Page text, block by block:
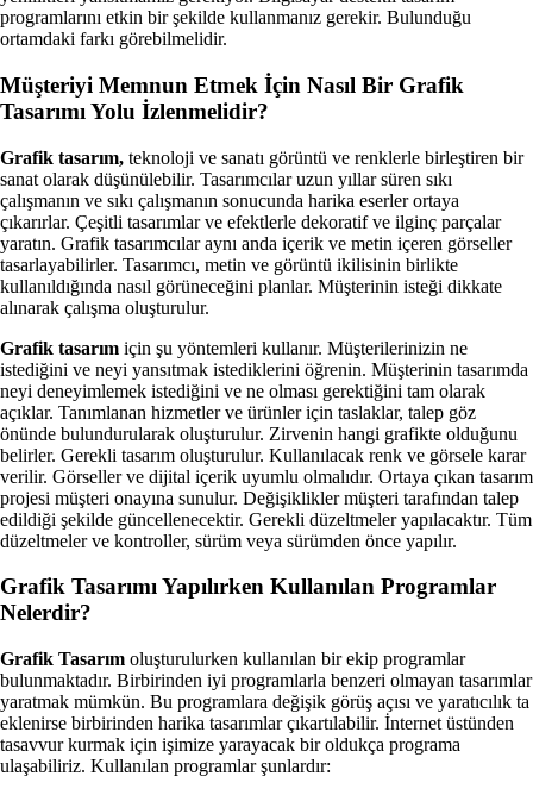
programlarını etkin bir şekilde kullanmanız gerekir. Bulunduğu
ortamdaki farkı görebilmelidir.
Müşteriyi Memnun Etmek İçin Nasıl Bir Grafik
Tasarımı Yolu İzlenmelidir?
Grafik tasarım, teknoloji ve sanatı görüntü ve renklerle birleştiren bir
sanat olarak düşünülebilir. Tasarımcılar uzun yıllar süren sıkı
çalışmanın ve sıkı çalışmanın sonucunda harika eserler ortaya
çıkarırlar. Çeşitli tasarımlar ve efektlerle dekoratif ve ilginç parçalar
yaratın. Grafik tasarımcılar aynı anda içerik ve metin içeren görseller
tasarlayabilirler. Tasarımcı, metin ve görüntü ikilisinin birlikte
kullanıldığında nasıl görüneceğini planlar. Müşterinin isteği dikkate
alınarak çalışma oluşturulur.
Grafik tasarım için şu yöntemleri kullanır. Müşterilerinizin ne
istediğini ve neyi yansıtmak istediklerini öğrenin. Müşterinin tasarımda
neyi deneyimlemek istediğini ve ne olması gerektiğini tam olarak
açıklar. Tanımlanan hizmetler ve ürünler için taslaklar, talep göz
önünde bulundurularak oluşturulur. Zirvenin hangi grafikte olduğunu
belirler. Gerekli tasarım oluşturulur. Kullanılacak renk ve görsele karar
verilir. Görseller ve dijital içerik uyumlu olmalıdır. Ortaya çıkan tasarım
projesi müşteri onayına sunulur. Değişiklikler müşteri tarafından talep
edildiği şekilde güncellenecektir. Gerekli düzeltmeler yapılacaktır. Tüm
düzeltmeler ve kontroller, sürüm veya sürümden önce yapılır.
Grafik Tasarımı Yapılırken Kullanılan Programlar
Nelerdir?
Grafik Tasarım oluşturulurken kullanılan bir ekip programlar
bulunmaktadır. Birbirinden iyi programlarla benzeri olmayan tasarımlar
yaratmak mümkün. Bu programlara değişik görüş açısı ve yaratıcılık ta
eklenirse birbirinden harika tasarımlar çıkartılabilir. İnternet üstünden
tasavvur kurmak için işimize yarayacak bir oldukça programa
ulaşabiliriz. Kullanılan programlar şunlardır: